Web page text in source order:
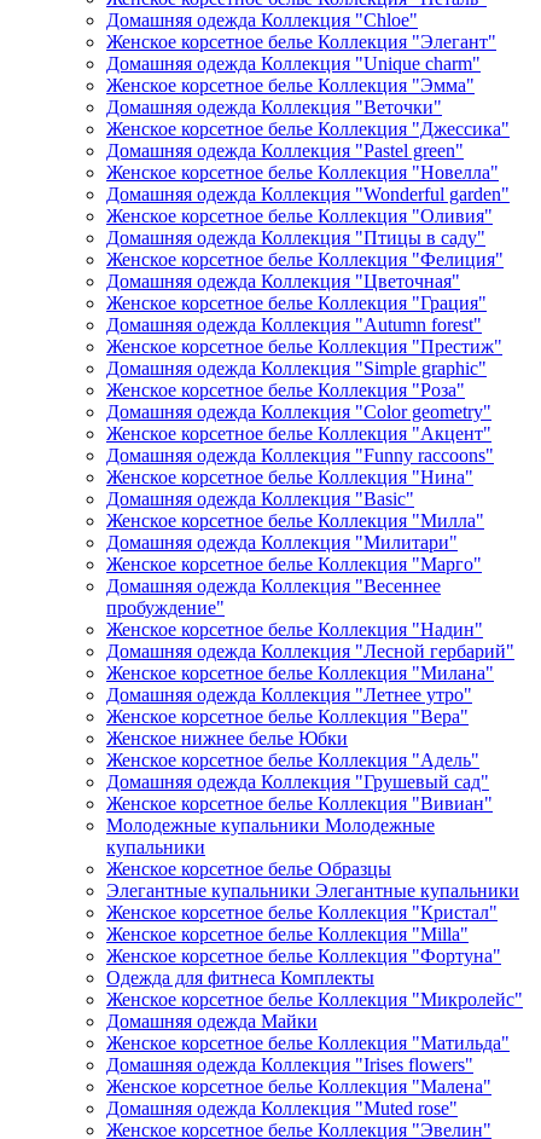
Домашняя одежда Коллекция "Chloe"
Женское корсетное белье Коллекция "Элегант"
Домашняя одежда Коллекция "Unique charm"
Женское корсетное белье Коллекция "Эмма"
Домашняя одежда Коллекция "Веточки"
Женское корсетное белье Коллекция "Джессика"
Домашняя одежда Коллекция "Pastel green"
Женское корсетное белье Коллекция "Новелла"
Домашняя одежда Коллекция "Wonderful garden"
Женское корсетное белье Коллекция "Оливия"
Домашняя одежда Коллекция "Птицы в саду"
Женское корсетное белье Коллекция "Фелиция"
Домашняя одежда Коллекция "Цветочная"
Женское корсетное белье Коллекция "Грация"
Домашняя одежда Коллекция "Autumn forest"
Женское корсетное белье Коллекция "Престиж"
Домашняя одежда Коллекция "Simple graphic"
Женское корсетное белье Коллекция "Роза"
Домашняя одежда Коллекция "Color geometry"
Женское корсетное белье Коллекция "Акцент"
Домашняя одежда Коллекция "Funny raccoons"
Женское корсетное белье Коллекция "Нина"
Домашняя одежда Коллекция "Basic"
Женское корсетное белье Коллекция "Милла"
Домашняя одежда Коллекция "Милитари"
Женское корсетное белье Коллекция "Марго"
Домашняя одежда Коллекция "Весеннее
пробуждение"
Женское корсетное белье Коллекция "Надин"
Домашняя одежда Коллекция "Лесной гербарий"
Женское корсетное белье Коллекция "Милана"
Домашняя одежда Коллекция "Летнее утро"
Женское корсетное белье Коллекция "Вера"
Женское нижнее белье Юбки
Женское корсетное белье Коллекция "Адель"
Домашняя одежда Коллекция "Грушевый сад"
Женское корсетное белье Коллекция "Вивиан"
Молодежные купальники Молодежные
купальники
Женское корсетное белье Образцы
Элегантные купальники Элегантные купальники
Женское корсетное белье Коллекция "Кристал"
Женское корсетное белье Коллекция "Milla"
Женское корсетное белье Коллекция "Фортуна"
Одежда для фитнеса Комплекты
Женское корсетное белье Коллекция "Микролейс"
Домашняя одежда Майки
Женское корсетное белье Коллекция "Матильда"
Домашняя одежда Коллекция "Irises flowers"
Женское корсетное белье Коллекция "Малена"
Домашняя одежда Коллекция "Muted rose"
Женское корсетное белье Коллекция "Эвелин"